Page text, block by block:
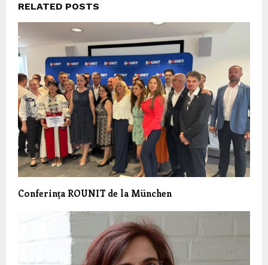
RELATED POSTS
Conferința ROUNIT de la München